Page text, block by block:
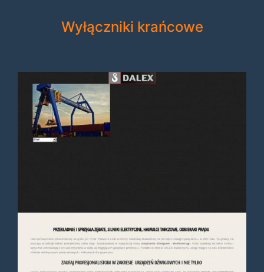
Wyłączniki krańcowe